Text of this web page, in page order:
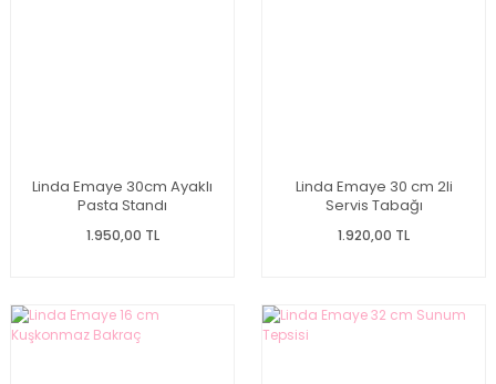
Linda Emaye 30cm Ayaklı
Pasta Standı
1.950,00 TL
Linda Emaye 30 cm 2li
Servis Tabağı
1.920,00 TL